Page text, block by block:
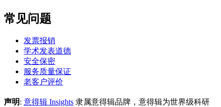
常见问题
发票报销
学术发表道德
安全保密
服务质量保证
老客户评价
声明: 意得辑 Insights 隶属意得辑品牌，意得辑为世界级科研